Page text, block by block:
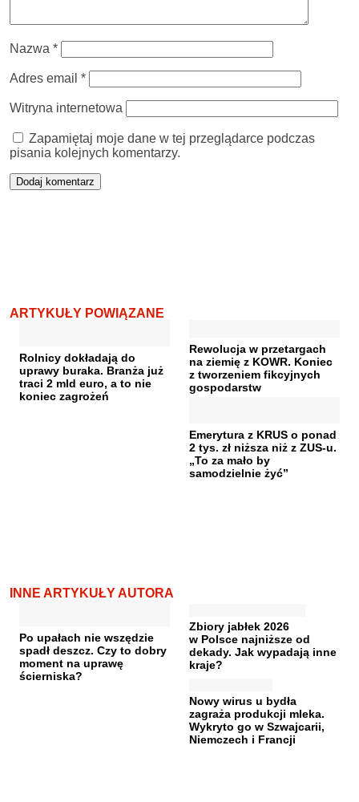
Nazwa *
Adres email *
Witryna internetowa
Zapamiętaj moje dane w tej przeglądarce podczas
pisania kolejnych komentarzy.
ARTYKUŁY POWIĄZANE
Rolnicy dokładają do
uprawy buraka. Branża już
traci 2 mld euro, a to nie
koniec zagrożeń
Rewolucja w przetargach
na ziemię z KOWR. Koniec
z tworzeniem fikcyjnych
gospodarstw
Emerytura z KRUS o ponad
2 tys. zł niższa niż z ZUS-u.
„To za mało by
samodzielnie żyć”
INNE ARTYKUŁY AUTORA
Po upałach nie wszędzie
spadł deszcz. Czy to dobry
moment na uprawę
ścierniska?
Zbiory jabłek 2026
w Polsce najniższe od
dekady. Jak wypadają inne
kraje?
Nowy wirus u bydła
zagraża produkcji mleka.
Wykryto go w Szwajcarii,
Niemczech i Francji